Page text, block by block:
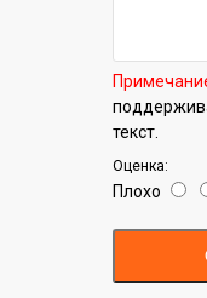
текст.
Оценка:
Плохо